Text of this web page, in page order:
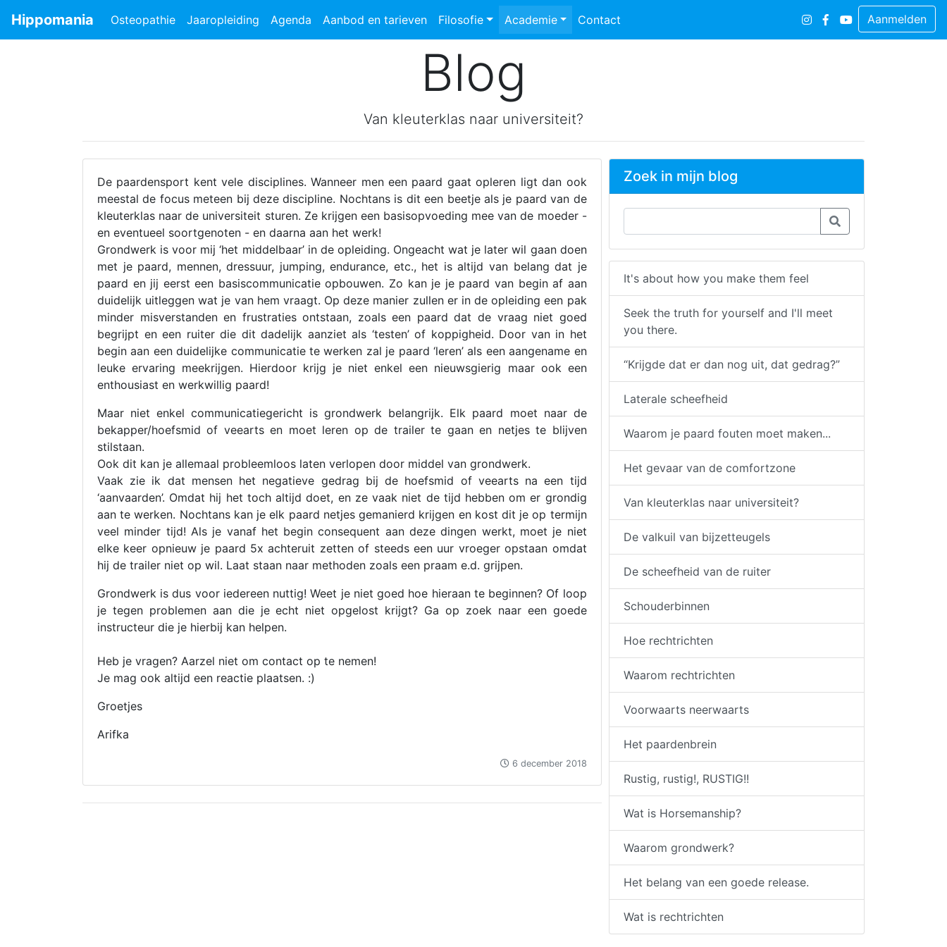
Hippomania Osteopathie Jaaropleiding Agenda Aanbod en tarieven Filosofie Academie Contact Aanmelden
Blog
Van kleuterklas naar universiteit?
De paardensport kent vele disciplines. Wanneer men een paard gaat opleren ligt dan ook
meestal de focus meteen bij deze discipline. Nochtans is dit een beetje als je paard van de
kleuterklas naar de universiteit sturen. Ze krijgen een basisopvoeding mee van de moeder -
en eventueel soortgenoten - en daarna aan het werk!
Grondwerk is voor mij ‘het middelbaar’ in de opleiding. Ongeacht wat je later wil gaan doen
met je paard, mennen, dressuur, jumping, endurance, etc., het is altijd van belang dat je
paard en jij eerst een basiscommunicatie opbouwen. Zo kan je je paard van begin af aan
duidelijk uitleggen wat je van hem vraagt. Op deze manier zullen er in de opleiding een pak
minder misverstanden en frustraties ontstaan, zoals een paard dat de vraag niet goed
begrijpt en een ruiter die dit dadelijk aanziet als ‘testen’ of koppigheid. Door van in het
begin aan een duidelijke communicatie te werken zal je paard ‘leren’ als een aangename en
leuke ervaring meekrijgen. Hierdoor krijg je niet enkel een nieuwsgierig maar ook een
enthousiast en werkwillig paard!
Maar niet enkel communicatiegericht is grondwerk belangrijk. Elk paard moet naar de
bekapper/hoefsmid of veearts en moet leren op de trailer te gaan en netjes te blijven
stilstaan.
Ook dit kan je allemaal probleemloos laten verlopen door middel van grondwerk.
Vaak zie ik dat mensen het negatieve gedrag bij de hoefsmid of veearts na een tijd
‘aanvaarden’. Omdat hij het toch altijd doet, en ze vaak niet de tijd hebben om er grondig
aan te werken. Nochtans kan je elk paard netjes gemanierd krijgen en kost dit je op termijn
veel minder tijd! Als je vanaf het begin consequent aan deze dingen werkt, moet je niet
elke keer opnieuw je paard 5x achteruit zetten of steeds een uur vroeger opstaan omdat
hij de trailer niet op wil. Laat staan naar methoden zoals een praam e.d. grijpen.
Grondwerk is dus voor iedereen nuttig! Weet je niet goed hoe hieraan te beginnen? Of loop
je tegen problemen aan die je echt niet opgelost krijgt? Ga op zoek naar een goede
instructeur die je hierbij kan helpen.
Heb je vragen? Aarzel niet om contact op te nemen!
Je mag ook altijd een reactie plaatsen. :)
Groetjes
Arifka
6 december 2018
Zoek in mijn blog
It's about how you make them feel
Seek the truth for yourself and I'll meet
you there.
“Krijgde dat er dan nog uit, dat gedrag?”
Laterale scheefheid
Waarom je paard fouten moet maken...
Het gevaar van de comfortzone
Van kleuterklas naar universiteit?
De valkuil van bijzetteugels
De scheefheid van de ruiter
Schouderbinnen
Hoe rechtrichten
Waarom rechtrichten
Voorwaarts neerwaarts
Het paardenbrein
Rustig, rustig!, RUSTIG!!
Wat is Horsemanship?
Waarom grondwerk?
Het belang van een goede release.
Wat is rechtrichten